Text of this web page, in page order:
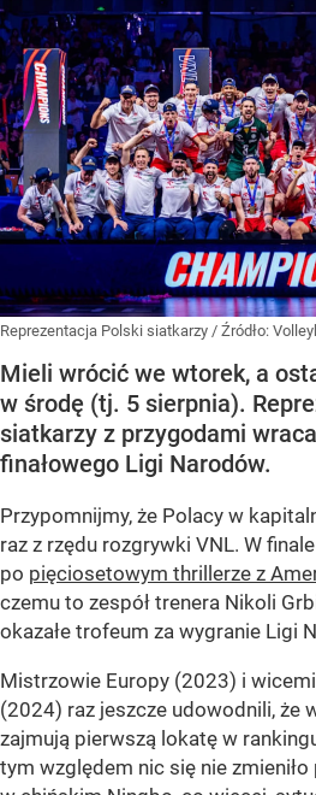
Reprezentacja Polski siatkarzy / Źródło:
Mieli wrócić we wtorek, a
w środę (tj. 5 sierpnia).
siatkarzy z przygodami
finałowego Ligi Narodów.
Przypomnijmy, że Polacy w
raz z rzędu rozgrywki VNL. W
po pięciosetowym thrillerze z
czemu to zespół trenera Nikoli
okazałe trofeum za wygranie Ligi
Mistrzowie Europy (2023) i
(2024) raz jeszcze udowodnili, że
zajmują pierwszą lokatę w
tym względem nic się nie zmieniło